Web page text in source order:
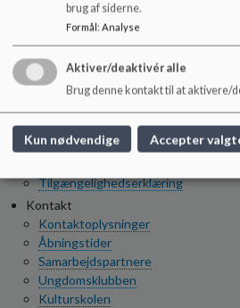
Bestyrelse
Om arbejdet i bestyrelsen
Medlemmer
Referater
Praktisk info
Elevtal
Skolevej og skolebusser
Tilgængelighedserklæring
Kontakt
Kontaktoplysninger
Åbningstider
Samarbejdspartnere
Ungdomsklubben
Kulturskolen
brug af siderne.
Formål: Analyse
Aktiver/deaktivér alle
Brug denne kontakt til at aktivere/
Kun nødvendige Accepter